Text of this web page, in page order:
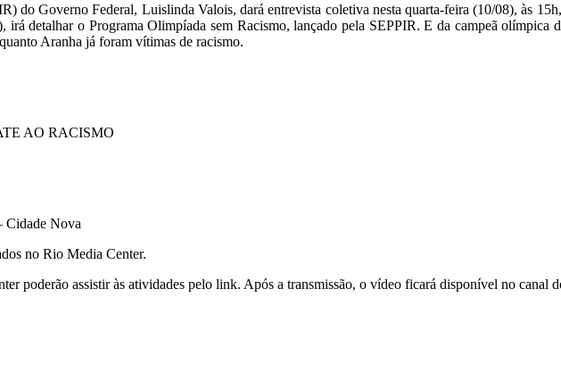
do Governo Federal, Luislinda Valois, dará entrevista coletiva nesta quarta-feira (10/08), às
detalhar o Programa Olimpíada sem Racismo, lançado pela SEPPIR. E da campeã olímpica
Aranha já foram vítimas de racismo.
AO RACISMO
Cidade Nova
no Rio Media Center.
poderão assistir às atividades pelo link. Após a transmissão, o vídeo ficará disponível no canal